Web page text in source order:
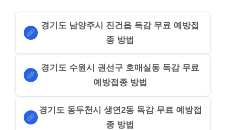
경기도 남양주시 진건읍 독감 무료 예방접
종 방법
경기도 수원시 권선구 호매실동 독감 무료
예방접종 방법
경기도 동두천시 생연2동 독감 무료 예방접
종 방법